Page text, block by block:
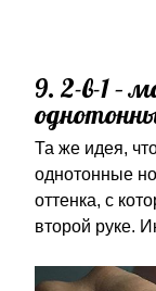
9. 2-в-1 –
Та же идея,
однотонные
оттенка, с
второй руке.